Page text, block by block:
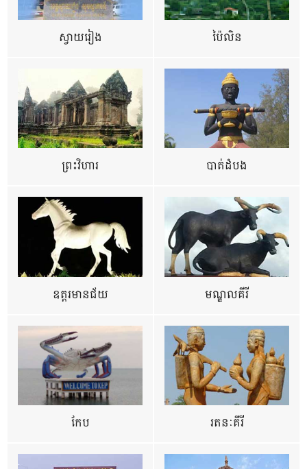
ស្វាយរៀង ប៉ៃលិន
ព្រះវិហារ បាត់ដំបង
ឧត្ដរមានជ័យ មណ្ឌលគីរី
កែប រតនៈគីរី